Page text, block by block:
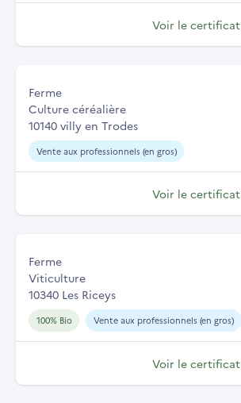
Voir le certificat
Ferme
Culture céréalière
10140 villy en Trodes
Vente aux professionnels (en gros)
Voir le certificat
Ferme
Viticulture
10340 Les Riceys
100% Bio Vente aux professionnels (en gros)
Voir le certificat